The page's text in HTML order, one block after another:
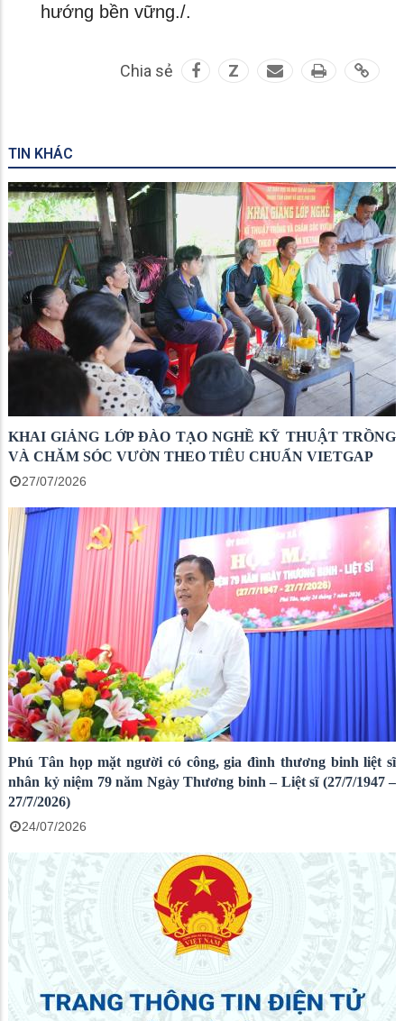
hướng bền vững./.
Chia sẻ Z
TIN KHÁC
KHAI GIẢNG LỚP ĐÀO TẠO NGHỀ KỸ THUẬT TRỒNG
VÀ CHĂM SÓC VƯỜN THEO TIÊU CHUẨN VIETGAP
27/07/2026
Phú Tân họp mặt người có công, gia đình thương binh liệt sĩ
nhân kỷ niệm 79 năm Ngày Thương binh – Liệt sĩ (27/7/1947 –
27/7/2026)
24/07/2026